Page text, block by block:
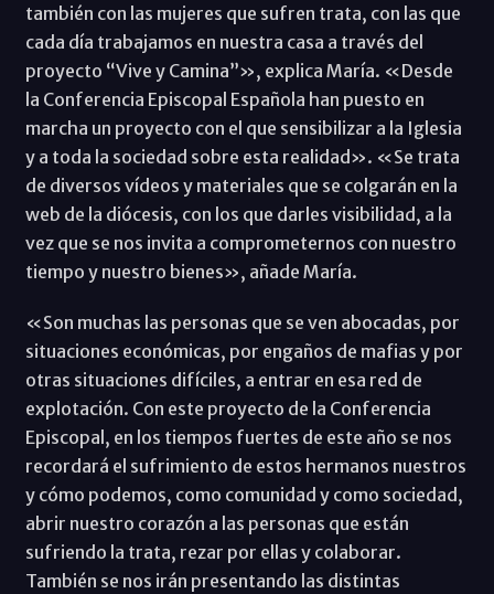
también con las mujeres que sufren trata, con las que
cada día trabajamos en nuestra casa a través del
proyecto “Vive y Camina”», explica María. «Desde
la Conferencia Episcopal Española han puesto en
marcha un proyecto con el que sensibilizar a la Iglesia
y a toda la sociedad sobre esta realidad». «Se trata
de diversos vídeos y materiales que se colgarán en la
web de la diócesis, con los que darles visibilidad, a la
vez que se nos invita a comprometernos con nuestro
tiempo y nuestro bienes», añade María.
«Son muchas las personas que se ven abocadas, por
situaciones económicas, por engaños de mafias y por
otras situaciones difíciles, a entrar en esa red de
explotación. Con este proyecto de la Conferencia
Episcopal, en los tiempos fuertes de este año se nos
recordará el sufrimiento de estos hermanos nuestros
y cómo podemos, como comunidad y como sociedad,
abrir nuestro corazón a las personas que están
sufriendo la trata, rezar por ellas y colaborar.
También se nos irán presentando las distintas